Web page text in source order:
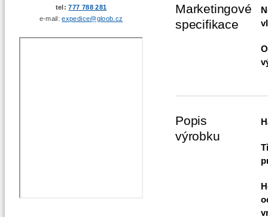
tel:777 788 281
e-mail:expedice@gloob.cz
Marketingové
specifikace
Popis
výrobku